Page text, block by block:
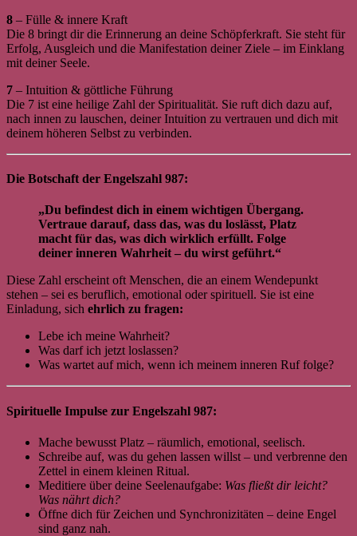
8 – Fülle & innere Kraft
Die 8 bringt dir die Erinnerung an deine Schöpferkraft. Sie steht für
Erfolg, Ausgleich und die Manifestation deiner Ziele – im Einklang
mit deiner Seele.
7 – Intuition & göttliche Führung
Die 7 ist eine heilige Zahl der Spiritualität. Sie ruft dich dazu auf,
nach innen zu lauschen, deiner Intuition zu vertrauen und dich mit
deinem höheren Selbst zu verbinden.
Die Botschaft der Engelszahl 987:
„Du befindest dich in einem wichtigen Übergang.
Vertraue darauf, dass das, was du loslässt, Platz
macht für das, was dich wirklich erfüllt. Folge
deiner inneren Wahrheit – du wirst geführt.“
Diese Zahl erscheint oft Menschen, die an einem Wendepunkt
stehen – sei es beruflich, emotional oder spirituell. Sie ist eine
Einladung, sich ehrlich zu fragen:
Lebe ich meine Wahrheit?
Was darf ich jetzt loslassen?
Was wartet auf mich, wenn ich meinem inneren Ruf folge?
Spirituelle Impulse zur Engelszahl 987:
Mache bewusst Platz – räumlich, emotional, seelisch.
Schreibe auf, was du gehen lassen willst – und verbrenne den
Zettel in einem kleinen Ritual.
Meditiere über deine Seelenaufgabe: Was fließt dir leicht?
Was nährt dich?
Öffne dich für Zeichen und Synchronizitäten – deine Engel
sind ganz nah.